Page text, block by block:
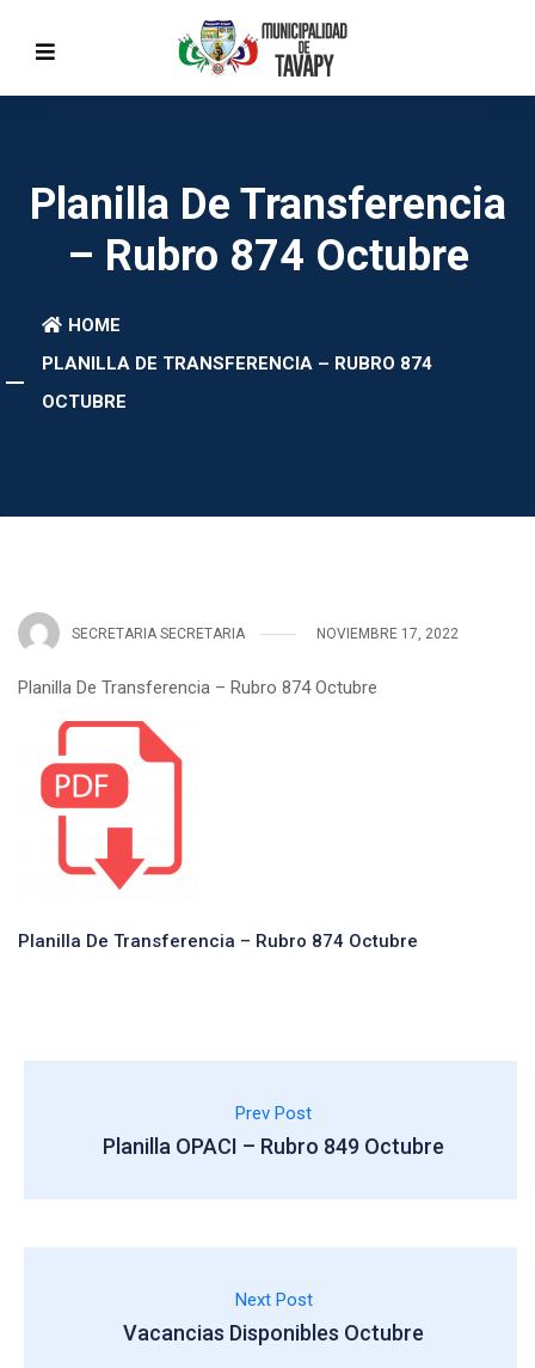
Planilla De Transferencia
– Rubro 874 Octubre
HOME
PLANILLA DE TRANSFERENCIA – RUBRO 874
OCTUBRE
SECRETARIA SECRETARIA NOVIEMBRE 17, 2022
Planilla De Transferencia – Rubro 874 Octubre
Planilla De Transferencia – Rubro 874 Octubre
Prev Post
Planilla OPACI – Rubro 849 Octubre
Next Post
Vacancias Disponibles Octubre